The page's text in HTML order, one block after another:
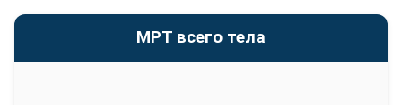
МРТ всего тела